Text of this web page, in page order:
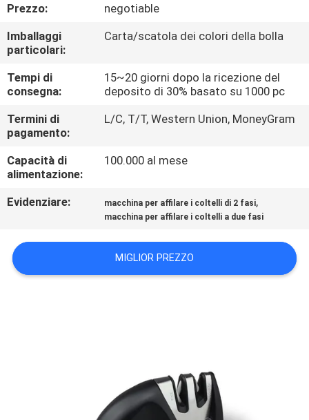
CONTROLLO
DELLA
QUALITÀ
CONTATTACI
NOTIZIE
CASI
CHIEDI
UN
Prezzo:
negotiable
Imballaggi
particolari:
Carta/scatola dei colori della bolla
Tempi di
consegna:
15~20 giorni dopo la ricezione del
deposito di 30% basato su 1000 pc
Termini di
pagamento:
L/C, T/T, Western Union, MoneyGram
Capacità di
alimentazione:
100.000 al mese
Evidenziare: macchina per affilare i coltelli di 2 fasi,
macchina per affilare i coltelli a due fasi
MIGLIOR PREZZO